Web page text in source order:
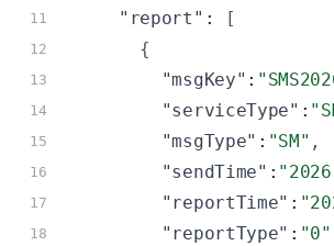
11 "report" : [
12 {
13 "msgKey" :
14 "serviceType" :
15 "msgType" : "SM" ,
16 "sendTime" :
17 "reportTime" :
18 "reportType" : "0"